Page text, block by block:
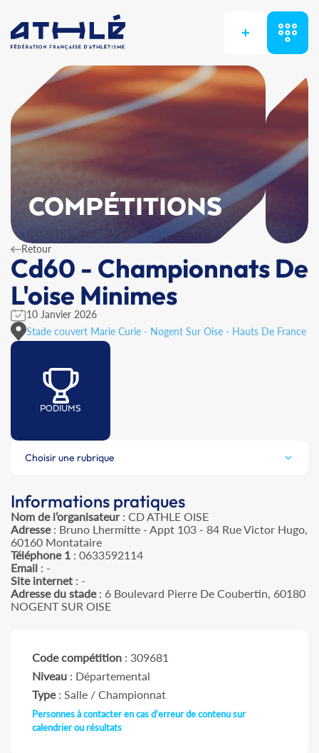
+
COMPÉTITIONS
Retour
Cd60 - Championnats De
L'oise Minimes
10 Janvier 2026
Stade couvert Marie Curie - Nogent Sur Oise - Hauts De France
PODIUMS
Choisir une rubrique
Informations pratiques
Nom de l’organisateur: CD ATHLE OISE
Adresse: Bruno Lhermitte - Appt 103 - 84 Rue Victor Hugo,
60160 Montataire
Téléphone 1 : 0633592114
Email : -
Site internet : -
Adresse du stade: 6 Boulevard Pierre De Coubertin, 60180
NOGENT SUR OISE
Code compétition : 309681
Niveau : Départemental
Type: Salle / Championnat
Personnes à contacter en cas d'erreur de contenu sur
calendrier ou résultats